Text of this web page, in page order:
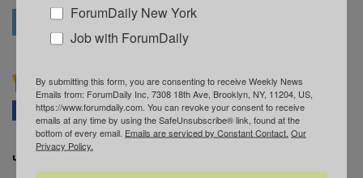
РУССКОЯЗЫЧНЫЕ ИММИГРАНТЫ
Подписывайтесь на ForumDaily NewYork в
Google News
Facebook Telegram В закладки
Читайте также на ForumDaily New York:
ForumDaily New York
Job with ForumDaily
By submitting this form, you are consenting to receive Weekly News
Emails from: ForumDaily Inc, 7308 18th Ave, Brooklyn, NY, 11204, US,
https://www.forumdaily.com. You can revoke your consent to receive
emails at any time by using the SafeUnsubscribe® link, found at the
bottom of every email. Emails are serviced by Constant Contact. Our
Privacy Policy.